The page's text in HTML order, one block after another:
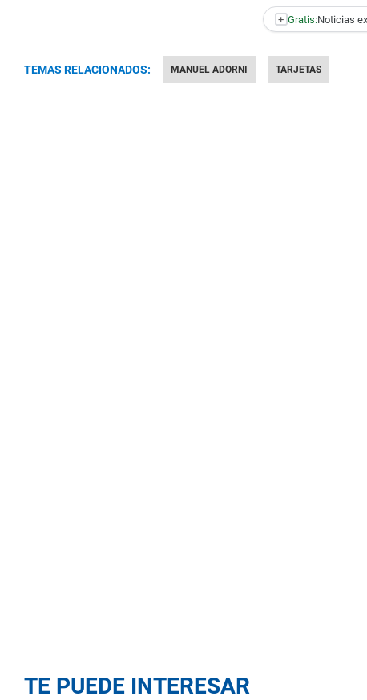
+ Gratis:Noticias
TEMAS RELACIONADOS: MANUEL ADORNI TARJETAS
TE PUEDE INTERESAR